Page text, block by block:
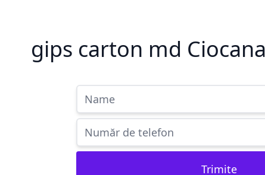
gips carton md
Trimite